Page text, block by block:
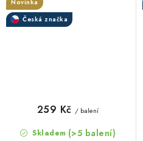
Novinka
Česká značka
Skladem (>5 balení)
259 Kč / balení